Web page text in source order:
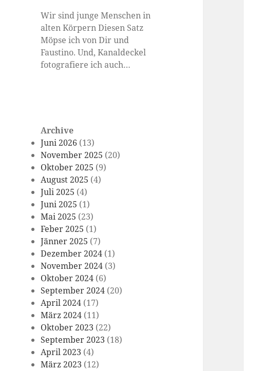
Wir sind junge Menschen in
alten Körpern Diesen Satz
Möpse ich von Dir und
Faustino. Und, Kanaldeckel
fotografiere ich auch…
Archive
Juni 2026 (13)
November 2025 (20)
Oktober 2025 (9)
August 2025 (4)
Juli 2025 (4)
Juni 2025 (1)
Mai 2025 (23)
Feber 2025 (1)
Jänner 2025 (7)
Dezember 2024 (1)
November 2024 (3)
Oktober 2024 (6)
September 2024 (20)
April 2024 (17)
März 2024 (11)
Oktober 2023 (22)
September 2023 (18)
April 2023 (4)
März 2023 (12)